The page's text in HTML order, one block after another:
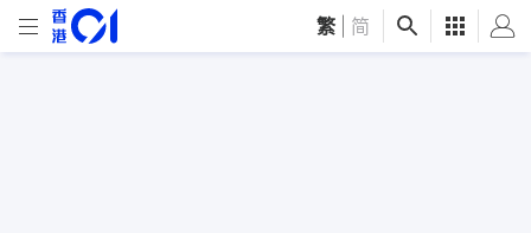
繁 简